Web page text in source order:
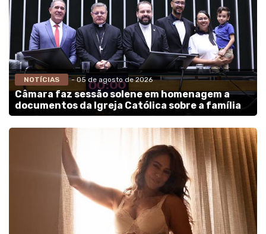
NOTÍCIAS - 05 de agosto de 2026
Câmara faz sessão solene em homenagem a
documentos da Igreja Católica sobre a família